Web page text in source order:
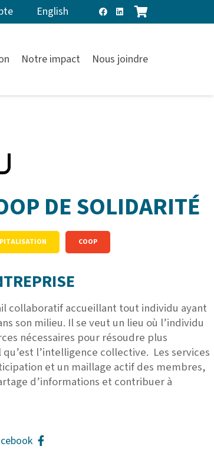
English
Notre impact Nous joindre
DE SOLIDARITÉ
COOP
collaboratif accueillant tout individu ayant
son milieu. Il se veut un lieu où l’individu
nécessaires pour résoudre plus
l’intelligence collective. Les services
et un maillage actif des membres,
d’informations et contribuer à